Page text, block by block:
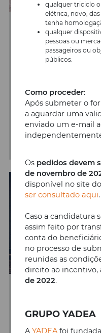
qualquer triciclo
elétrica, novo,
tenha
qualquer
pessoas ou
passageiros ou
públicos.
Como proceder:
Após submeter o
a aguardar uma
enviado um e-mail
Os pedidos devem
de novembro de
disponível no site
ser consultado aqui.
Caso a candidatura
assim feito por
conta do
no processo de
reunidas as
direito ao incentivo,
de 2022.
GRUPO YADEA
AYADEAfoi
24/05/2023
Compra
recebe um
scooter elétrica
um top-case
específico para a
SABER MAIS
FUNDO
Incentivo